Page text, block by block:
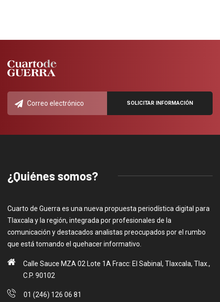
¿Quiénes somos?
Cuarto de Guerra es una nueva propuesta periodística digital para
Tlaxcala y la región, integrada por profesionales de la
comunicación y destacados analistas preocupados por el rumbo
que está tomando el quehacer informativo.
Calle Sauce MZA 02 Lote 1A Fracc: El Sabinal, Tlaxcala, Tlax.,
C.P. 90102
01 (246) 126 06 81